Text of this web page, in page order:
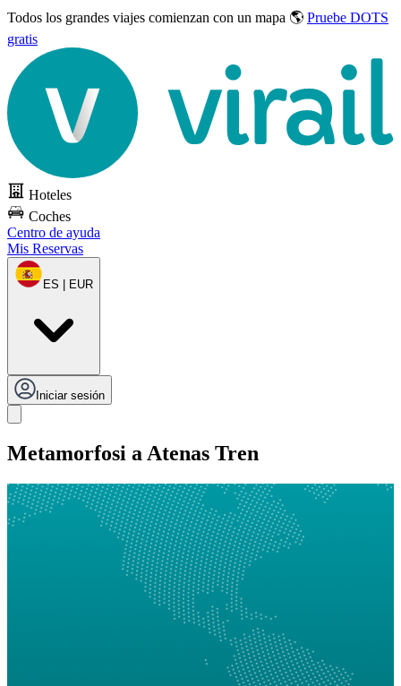
Todos los grandes viajes comienzan con un mapa 🌎 Pruebe DOTS
gratis
Hoteles
Coches
Centro de ayuda
Mis Reservas
ES | EUR
Iniciar sesión
Metamorfosi a Atenas Tren